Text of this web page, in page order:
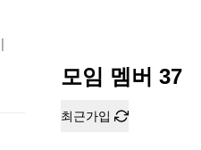
모임 멤버 37
최근가입